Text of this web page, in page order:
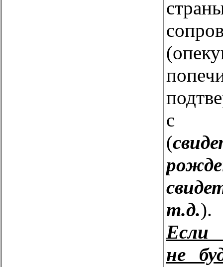
с
(
т.д.).
Если
не